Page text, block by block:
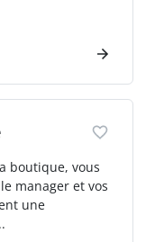
boutique, vous
manager et vos
une